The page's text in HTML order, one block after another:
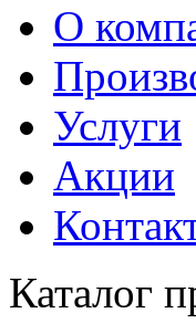
О
Услуги
Акции
Каталог